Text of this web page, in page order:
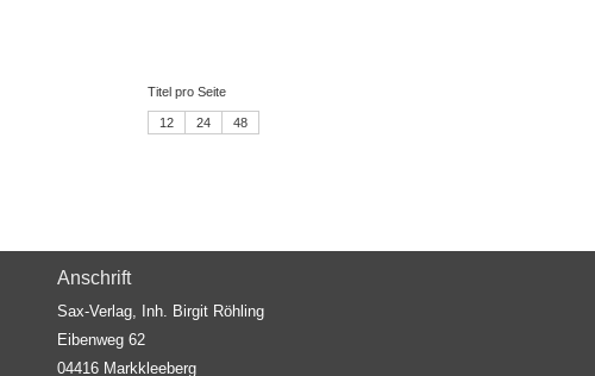
Titel pro Seite
12 24 48
Anschrift
Sax-Verlag, Inh. Birgit Röhling
Eibenweg 62
04416 Markkleeberg